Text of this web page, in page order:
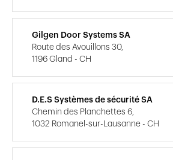
Gilgen Door Systems SA
Route des Avouillons 30,
1196 Gland - CH
D.E.S Systèmes de sécurité SA
Chemin des Planchettes 6,
1032 Romanel-sur-Lausanne - CH